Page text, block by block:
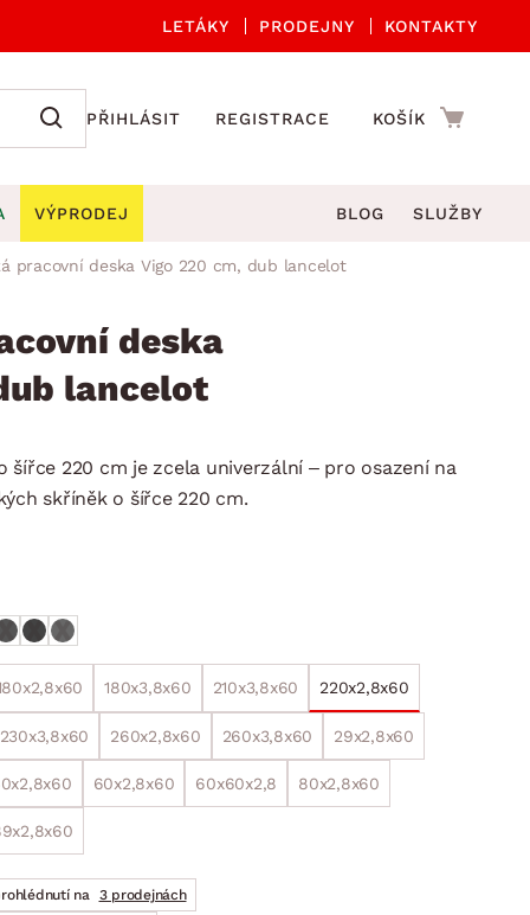
LETÁKY PRODEJNY KONTAKTY
PŘIHLÁSIT REGISTRACE KOŠÍK
Koupelnové doplňky
Zobrazit vše
židle a křesla
Zahradní lavice
houpačky
lehátka
VÝPRODEJ BLOG SLUŽBY
pracovní deska Vigo 220 cm, dub lancelot
deska
lancelot
šířce 220 cm je zcela univerzální – pro osazení na
skříněk o šířce 220 cm.
180x3,8x60 210x3,8x60 220x2,8x60
230x3,8x60 260x2,8x60 260x3,8x60 29x2,8x60
60x2,8x60 60x60x2,8 80x2,8x60
na 3 prodejnách